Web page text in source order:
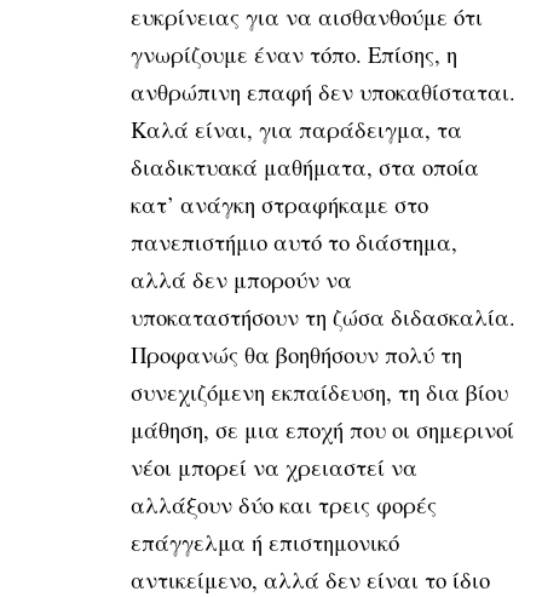
ευκρίνειας για να αισθανθούμε ότι
γνωρίζουμε έναν τόπο. Επίσης, η
ανθρώπινη επαφή δεν υποκαθίσταται.
Καλά είναι, για παράδειγμα, τα
διαδικτυακά μαθήματα, στα οποία
κατ’ ανάγκη στραφήκαμε στο
πανεπιστήμιο αυτό το διάστημα,
αλλά δεν μπορούν να
υποκαταστήσουν τη ζώσα διδασκαλία.
Προφανώς θα βοηθήσουν πολύ τη
συνεχιζόμενη εκπαίδευση, τη δια βίου
μάθηση, σε μια εποχή που οι σημερινοί
νέοι μπορεί να χρειαστεί να
αλλάξουν δύο και τρεις φορές
επάγγελμα ή επιστημονικό
αντικείμενο, αλλά δεν είναι το ίδιο